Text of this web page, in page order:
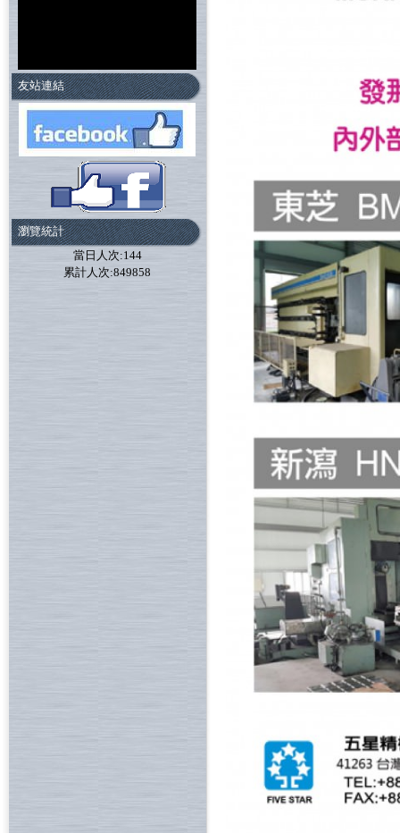
友站連結
瀏覽統計
當日人次:144
累計人次:849858